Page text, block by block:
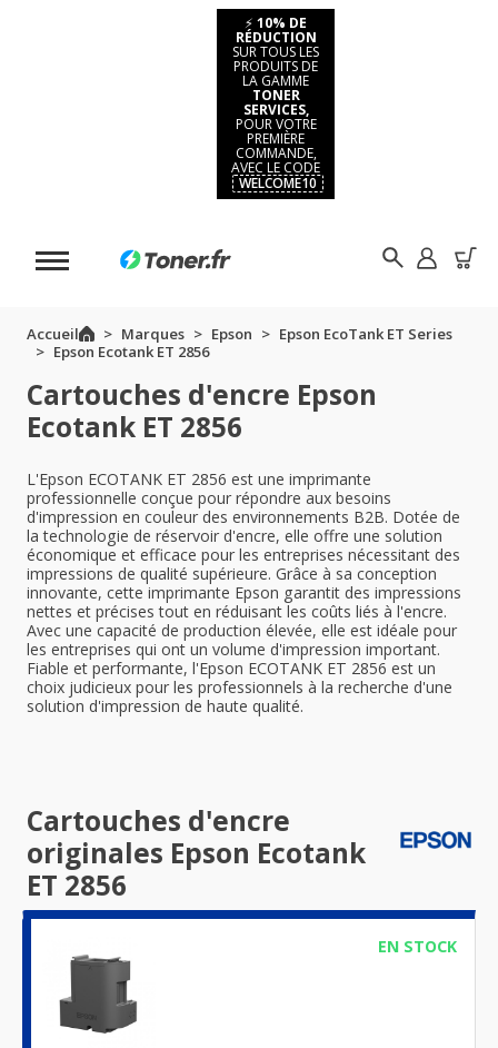
⚡ 10% DE
RÉDUCTION
SUR TOUS LES
PRODUITS DE
LA GAMME
TONER
SERVICES,
POUR VOTRE
PREMIÈRE
COMMANDE,
AVEC LE CODE
WELCOME10
Accueil Marques Epson
Epson EcoTank ET Series
Epson Ecotank ET 2856
Cartouches d'encre Epson
Ecotank ET 2856
L'Epson ECOTANK ET 2856 est une imprimante
professionnelle conçue pour répondre aux besoins
d'impression en couleur des environnements B2B. Dotée de
la technologie de réservoir d'encre, elle offre une solution
économique et efficace pour les entreprises nécessitant des
impressions de qualité supérieure. Grâce à sa conception
innovante, cette imprimante Epson garantit des impressions
nettes et précises tout en réduisant les coûts liés à l'encre.
Avec une capacité de production élevée, elle est idéale pour
les entreprises qui ont un volume d'impression important.
Fiable et performante, l'Epson ECOTANK ET 2856 est un
choix judicieux pour les professionnels à la recherche d'une
solution d'impression de haute qualité.
Cartouches d'encre
originales Epson Ecotank
ET 2856
EN STOCK